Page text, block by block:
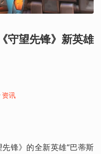
守望先锋》新英雄
资讯
锋》的全新英雄“巴蒂斯